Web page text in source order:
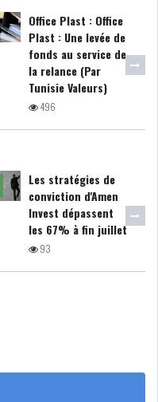
Office Plast : Office
Plast : Une levée de
fonds au service de
la relance (Par
Tunisie Valeurs)
496
Les stratégies de
conviction d'Amen
Invest dépassent
les 67% à fin juillet
93